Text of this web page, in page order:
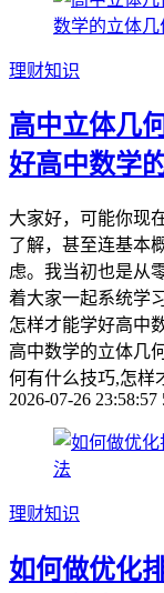
理财知识
高中立体几
好高中数学
大家好，可能你现
了解，甚至连基本
虑。我当初也是从
着大家一起系统学
怎样才能学好高中
高中数学的立体几
何有什么技巧,怎样
2026-07-26 23:58:57
理财知识
如何做优化